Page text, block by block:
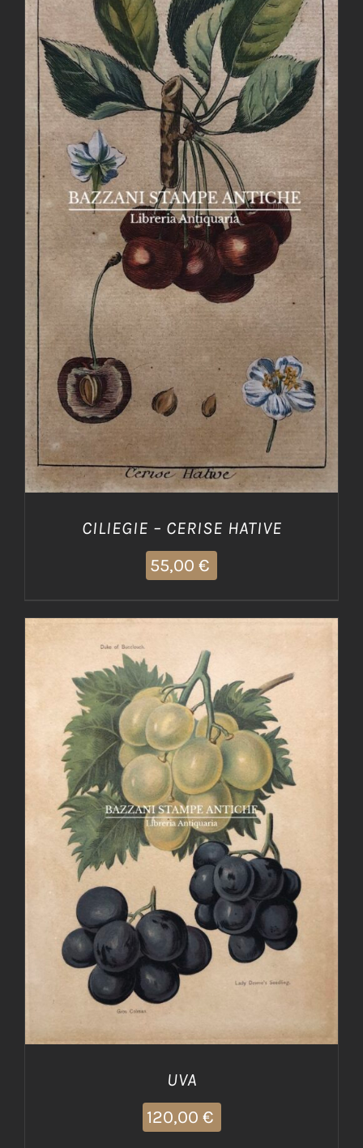
AGGIUNGI AL CARRELLO / DETTAGLI
CILIEGIE – CERISE HATIVE
55,00 €
AGGIUNGI AL CARRELLO / DETTAGLI
UVA
120,00 €